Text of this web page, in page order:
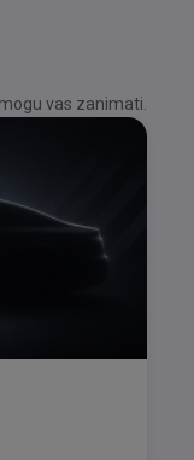
vas zanimati.